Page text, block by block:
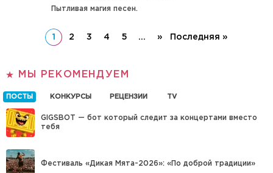
Пытливая магия песен.
1 2 3 4 5 ... » Последняя »
МЫ РЕКОМЕНДУЕМ
ПОСТЫ КОНКУРСЫ РЕЦЕНЗИИ TV
GIGSBOT — бот который следит за концертами вместо
тебя
Фестиваль «Дикая Мята-2026»: «По доброй традиции»